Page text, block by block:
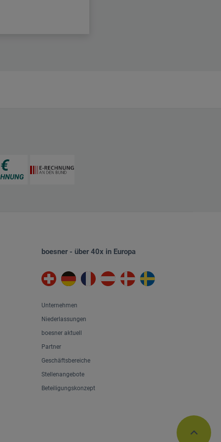
boesner - über 40x in Europa
Unternehmen
Niederlassungen
boesner aktuell
Partner
Geschäftsbereiche
Stellenangebote
Beteiligungskonzept